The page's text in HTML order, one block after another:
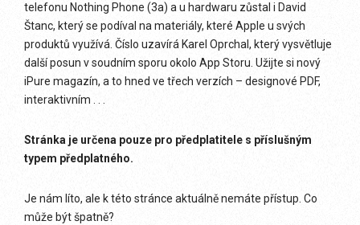
telefonu Nothing Phone (3a) a u hardwaru zůstal i David
Štanc, který se podíval na materiály, které Apple u svých
produktů využívá. Číslo uzavírá Karel Oprchal, který vysvětluje
další posun v soudním sporu okolo App Storu. Užijte si nový
iPure magazín, a to hned ve třech verzích – designové PDF,
interaktivním . . .
Stránka je určena pouze pro předplatitele s příslušným
typem předplatného.
Je nám líto, ale k této stránce aktuálně nemáte přístup. Co
může být špatně?